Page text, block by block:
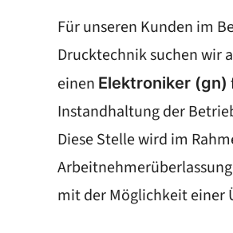
Für unseren Kunden im
Drucktechnik suchen wir
einen Elektroniker (gn)
Instandhaltung der
Diese Stelle wird im
mit der Möglichkeit einer